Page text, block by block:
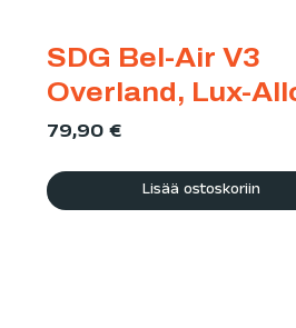
SDG Bel-Air V3
Overland, Lux-
79,90€
Lisää ostoskoriin